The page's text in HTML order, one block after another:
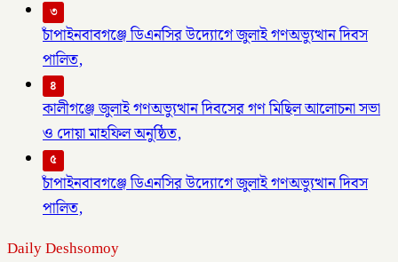
৩
চাঁপাইনবাবগঞ্জে ডিএনসির উদ্যোগে জুলাই গণঅভ্যুত্থান দিবস
পালিত,
৪
কালীগঞ্জে জুলাই গণঅভ্যুত্থান দিবসের গণ মিছিল আলোচনা সভা
ও দোয়া মাহফিল অনুষ্ঠিত,
৫
চাঁপাইনবাবগঞ্জে ডিএনসির উদ্যোগে জুলাই গণঅভ্যুত্থান দিবস
পালিত,
Daily Deshsomoy